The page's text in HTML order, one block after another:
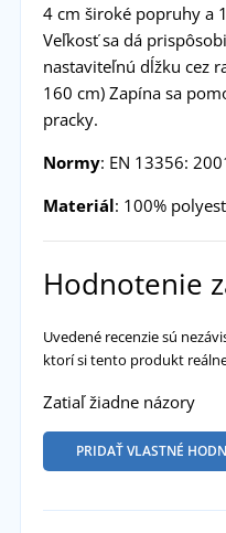
4 cm široké popruhy a
Veľkosť sa dá
nastaviteľnú dĺžku cez
160 cm) Zapína sa
pracky.
Normy: EN 13356:
Materiál: 100%
Hodnotenie
Uvedené recenzie sú
ktorí si tento produkt
Zatiaľ žiadne názory
PRIDAŤ VLASTNÉ